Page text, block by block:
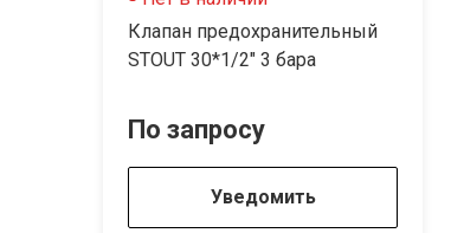
Клапан предохранительный
STOUT 30*1/2" 3 бара
По запросу
Уведомить